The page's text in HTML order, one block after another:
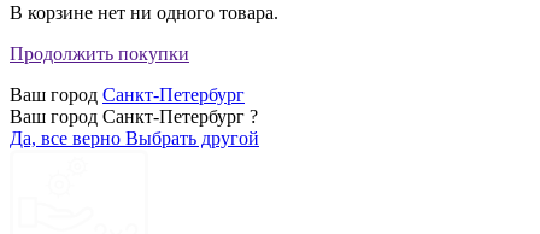
В корзине нет ни одного товара.
Продолжить покупки
Ваш город Санкт-Петербург
Ваш город Санкт-Петербург ?
Да, все верно Выбрать другой